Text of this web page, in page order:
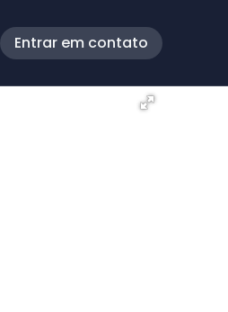
Entrar em contato